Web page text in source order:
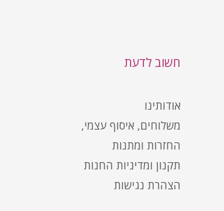
חשוב לדעת
אודותינו
משלוחים, איסוף עצמי,
החזרות ומתנות
תקנון ומדיניות החנות
הצהרת נגישות